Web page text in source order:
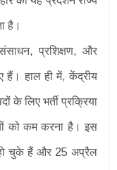
है।
प्रशिक्षण, और
हैं। हाल ही में, केंद्रीय
के लिए भर्ती प्रक्रिया
को कम करना है। इस
चुके हैं और 25 अप्रैल